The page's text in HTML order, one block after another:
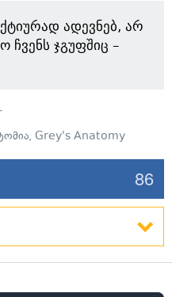
ადევნებ, არ
ჩვენს ჯგუფშიც –
, Grey's Anatomy
86